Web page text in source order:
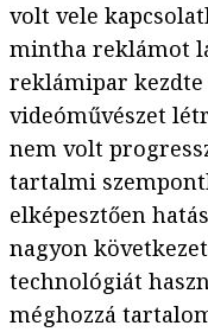
volt vele
mintha reklámot
reklámipar
videóművészet
nem volt
tartalmi
elképesztően
nagyon
technológiát
méghozzá